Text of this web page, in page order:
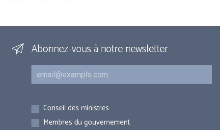
Abonnez-vous à notre newsletter
Courriel
Inscriptions
Conseil des ministres
Membres du gouvernement